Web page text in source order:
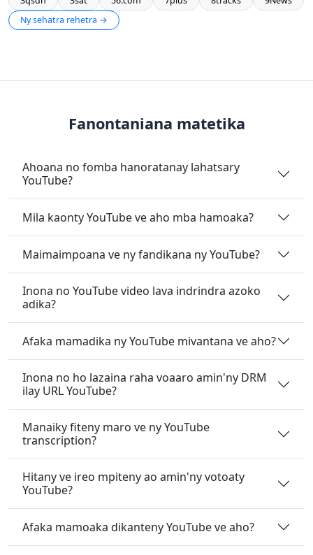
Ny sehatra rehetra →
Fanontaniana matetika
Ahoana no fomba hanoratanay lahatsary
YouTube?
Mila kaonty YouTube ve aho mba hamoaka?
Maimaimpoana ve ny fandikana ny YouTube?
Inona no YouTube video lava indrindra azoko
adika?
Afaka mamadika ny YouTube mivantana ve aho?
Inona no ho lazaina raha voaaro amin'ny DRM
ilay URL YouTube?
Manaiky fiteny maro ve ny YouTube
transcription?
Hitany ve ireo mpiteny ao amin'ny votoaty
YouTube?
Afaka mamoaka dikanteny YouTube ve aho?